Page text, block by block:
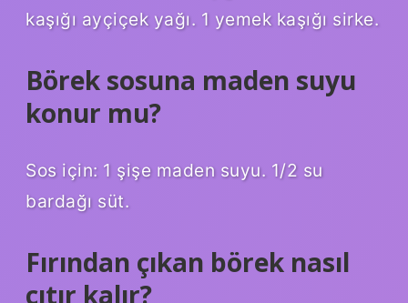
kaşığı ayçiçek yağı. 1 yemek kaşığı sirke.
Börek sosuna maden suyu
konur mu?
Sos için: 1 şişe maden suyu. 1/2 su
bardağı süt.
Fırından çıkan börek nasıl
çıtır kalır?